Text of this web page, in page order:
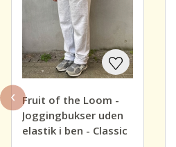
Fruit of the Loom -
Joggingbukser uden
elastik i ben - Classic
‹